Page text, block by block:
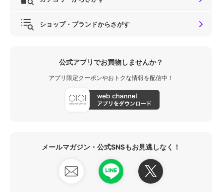
ショップ・ブランドからさがす
公式アプリでお買物しませんか？
アプリ限定クーポンやおトクな情報を配信中！
メールマガジン・公式SNSもお見逃しなく！